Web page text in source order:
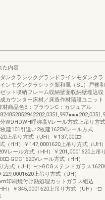
た内容
ンクラシックグランドラインモダンクラ
ンモダンクラシック新和風（SL）戸襖和
ット収納フレーム収納壁面収納壁埋込収
カウンター床材／床造作材階段ユニット
材商品色B：ブラウンC：カジュアル
WDHDWH呼称高Vレール方式上吊り方式
建101引違い2枚建1620Vレール方式
上吊り方式（UH）￥137,000□-
（HH）￥147,0001620上吊り方式（UH）
レール方式（HH）￥201,0001620上吊り
GCC1620Vレール方式（HH）
方式（UH）−□-GCGステンドガラス
上吊り方式（UH）
印刷焼付け熱処理カットガラス組込
）￥345,0001620上吊り方式（UH）−□-